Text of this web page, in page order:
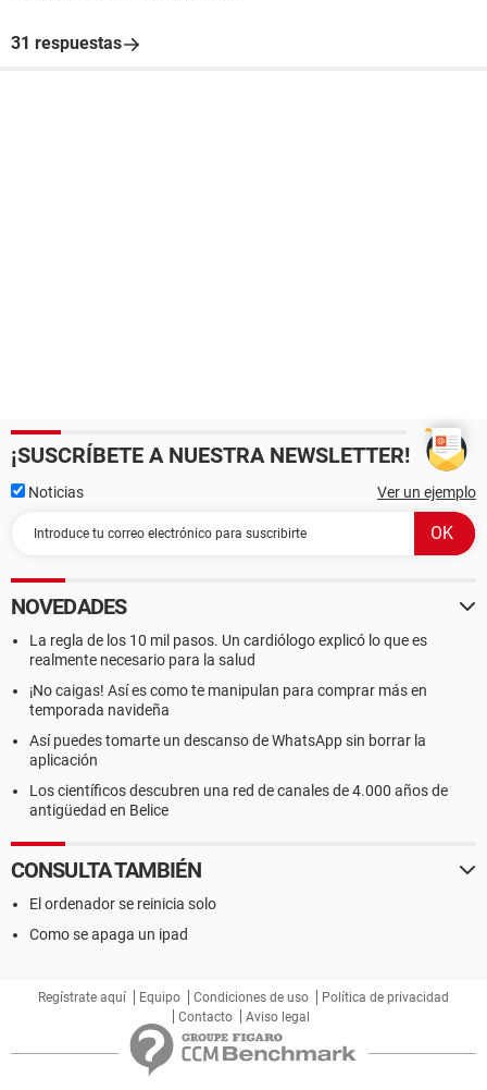
31 respuestas
¡SUSCRÍBETE A NUESTRA NEWSLETTER!
Noticias Ver un ejemplo
NOVEDADES
La regla de los 10 mil pasos. Un cardiólogo explicó lo que es
realmente necesario para la salud
¡No caigas! Así es como te manipulan para comprar más en
temporada navideña
Así puedes tomarte un descanso de WhatsApp sin borrar la
aplicación
Los científicos descubren una red de canales de 4.000 años de
antigüedad en Belice
CONSULTA TAMBIÉN
El ordenador se reinicia solo
Como se apaga un ipad
Regístrate aquí Equipo Condiciones de uso
Política de privacidad
Contacto
Aviso legal